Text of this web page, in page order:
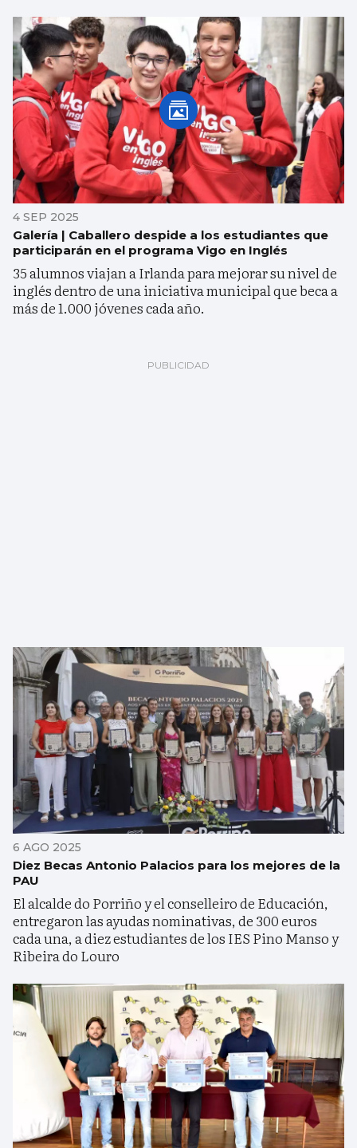
4 SEP 2025
Galería | Caballero despide a los estudiantes que
participarán en el programa Vigo en Inglés
35 alumnos viajan a Irlanda para mejorar su nivel de
inglés dentro de una iniciativa municipal que beca a
más de 1.000 jóvenes cada año.
6 AGO 2025
Diez Becas Antonio Palacios para los mejores de la
PAU
El alcalde do Porriño y el conselleiro de Educación,
entregaron las ayudas nominativas, de 300 euros
cada una, a diez estudiantes de los IES Pino Manso y
Ribeira do Louro